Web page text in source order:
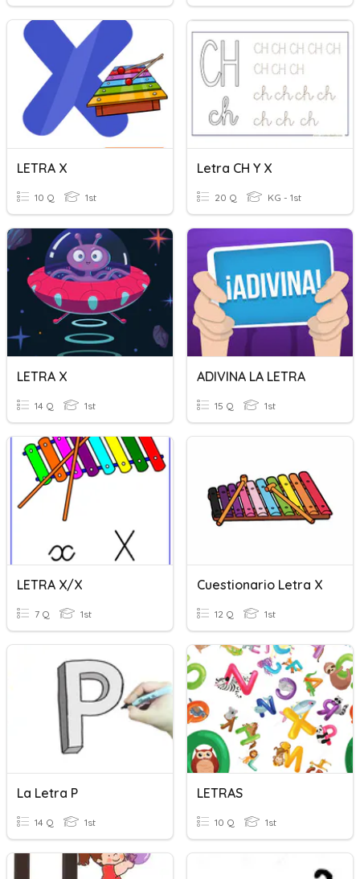
LETRA X
10 Q 1st
Letra CH Y X
20 Q KG - 1st
LETRA X
14 Q 1st
ADIVINA LA LETRA
15 Q 1st
LETRA X/x
7 Q 1st
Cuestionario Letra X
12 Q 1st
La Letra P
14 Q 1st
LETRAS
10 Q 1st